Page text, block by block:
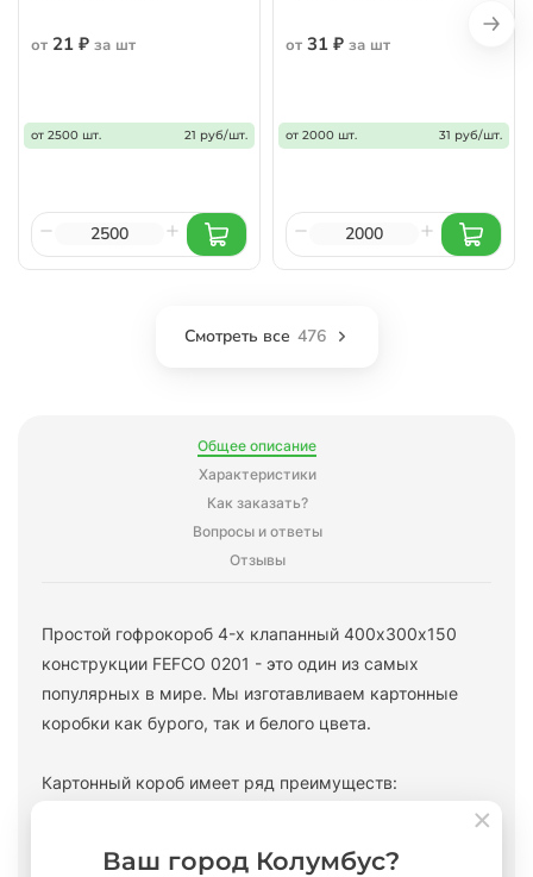
Общее описание
Характеристики
Как заказать?
Вопросы и ответы
Отзывы
Простой гофрокороб 4-х клапанный 400х300х150
конструкции FEFCO 0201 - это один из самых
популярных в мире. Мы изготавливаем картонные
коробки как бурого, так и белого цвета.
Картонный короб имеет ряд преимуществ:
от 21 ₽ за шт
от 2500 шт. 21 руб/шт.
от 31 ₽ за шт
от 2000 шт. 31 руб/шт.
Смотреть все 476
Ваш город Колумбус?